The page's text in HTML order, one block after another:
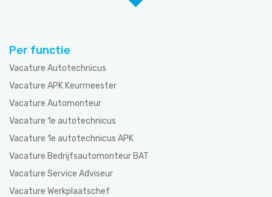
Per functie
Vacature Autotechnicus
Vacature APK Keurmeester
Vacature Automonteur
Vacature 1e autotechnicus
Vacature 1e autotechnicus APK
Vacature Bedrijfsautomonteur BAT
Vacature Service Adviseur
Vacature Werkplaatschef